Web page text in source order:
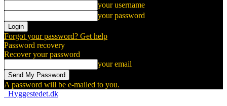
your username
your password
Forgot your password? Get help
Password recovery
Recover your password
your email
A password will be e-mailed to you.
Hyggestedet.dk